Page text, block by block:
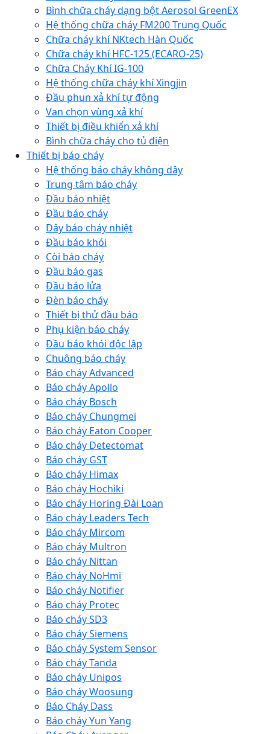
Bình chữa cháy dạng bột Aerosol GreenEX
Hệ thống chữa cháy FM200 Trung Quốc
Chữa cháy khí NKtech Hàn Quốc
Chữa cháy khí HFC-125 (ECARO-25)
Chữa Cháy Khí IG-100
Hệ thống chữa cháy khí Xingjin
Đầu phun xả khí tự động
Van chọn vùng xả khí
Thiết bị điều khiển xả khí
Bình chữa cháy cho tủ điện
Thiết bị báo cháy
Hệ thống báo cháy không dây
Trung tâm báo cháy
Đầu báo nhiệt
Đầu báo cháy
Dây báo cháy nhiệt
Đầu báo khói
Còi báo cháy
Đầu báo gas
Đầu báo lửa
Đèn báo cháy
Thiết bị thử đầu báo
Phụ kiện báo cháy
Đầu báo khói độc lập
Chuông báo cháy
Báo cháy Advanced
Báo cháy Apollo
Báo cháy Bosch
Báo cháy Chungmei
Báo cháy Eaton Cooper
Báo cháy Detectomat
Báo cháy GST
Báo cháy Himax
Báo cháy Hochiki
Báo cháy Horing Đài Loan
Báo cháy Leaders Tech
Báo cháy Mircom
Báo cháy Multron
Báo cháy Nittan
Báo cháy NoHmi
Báo cháy Notifier
Báo cháy Protec
Báo cháy SD3
Báo cháy Siemens
Báo cháy System Sensor
Báo cháy Tanda
Báo cháy Unipos
Báo cháy Woosung
Báo Cháy Dass
Báo cháy Yun Yang